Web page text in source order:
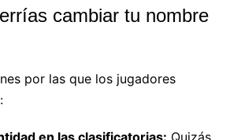
cambiar tu nombre
por las que los jugadores